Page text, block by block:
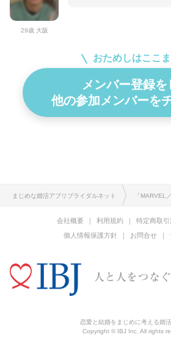
29歳 大阪
おためしはここ
メンバー登録を
他の参加メンバーを
まじめな婚活アプリブライダルネット 「MARVEL
会社概要 利用規約
特定商取
個人情報保護方針
お問合せ
恋愛と結婚をまじめに考える婚
Copyright © IBJ Inc. All rights